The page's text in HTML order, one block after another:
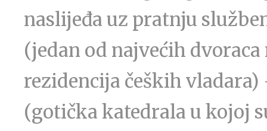
naslijeđa uz pratnju
(jedan od najvećih
rezidencija čeških vladara)
(gotička katedrala u kojoj